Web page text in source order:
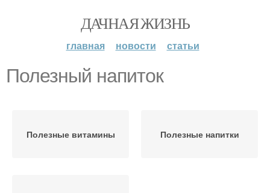
ДАЧНАЯ ЖИЗНЬ
главная новости статьи
Полезный напиток
Полезные витамины Полезные напитки